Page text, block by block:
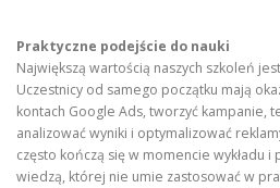
Praktyczne podejście do nauki
Największą wartością naszych szkoleń
Uczestnicy od samego początku mają
kontach Google Ads, tworzyć kampanie,
analizować wyniki i optymalizować
często kończą się w momencie wykładu i
wiedzą, której nie umie zastosować w